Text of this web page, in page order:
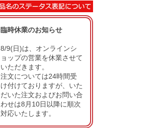
臨時休業のお知らせ
8/9(日)は、オンラインシ
ョップの営業を休業させて
いただきます。
注文については24時間受
け付けておりますが、いた
だいた注文およびお問い合
わせは8月10日以降に順次
対応いたします。